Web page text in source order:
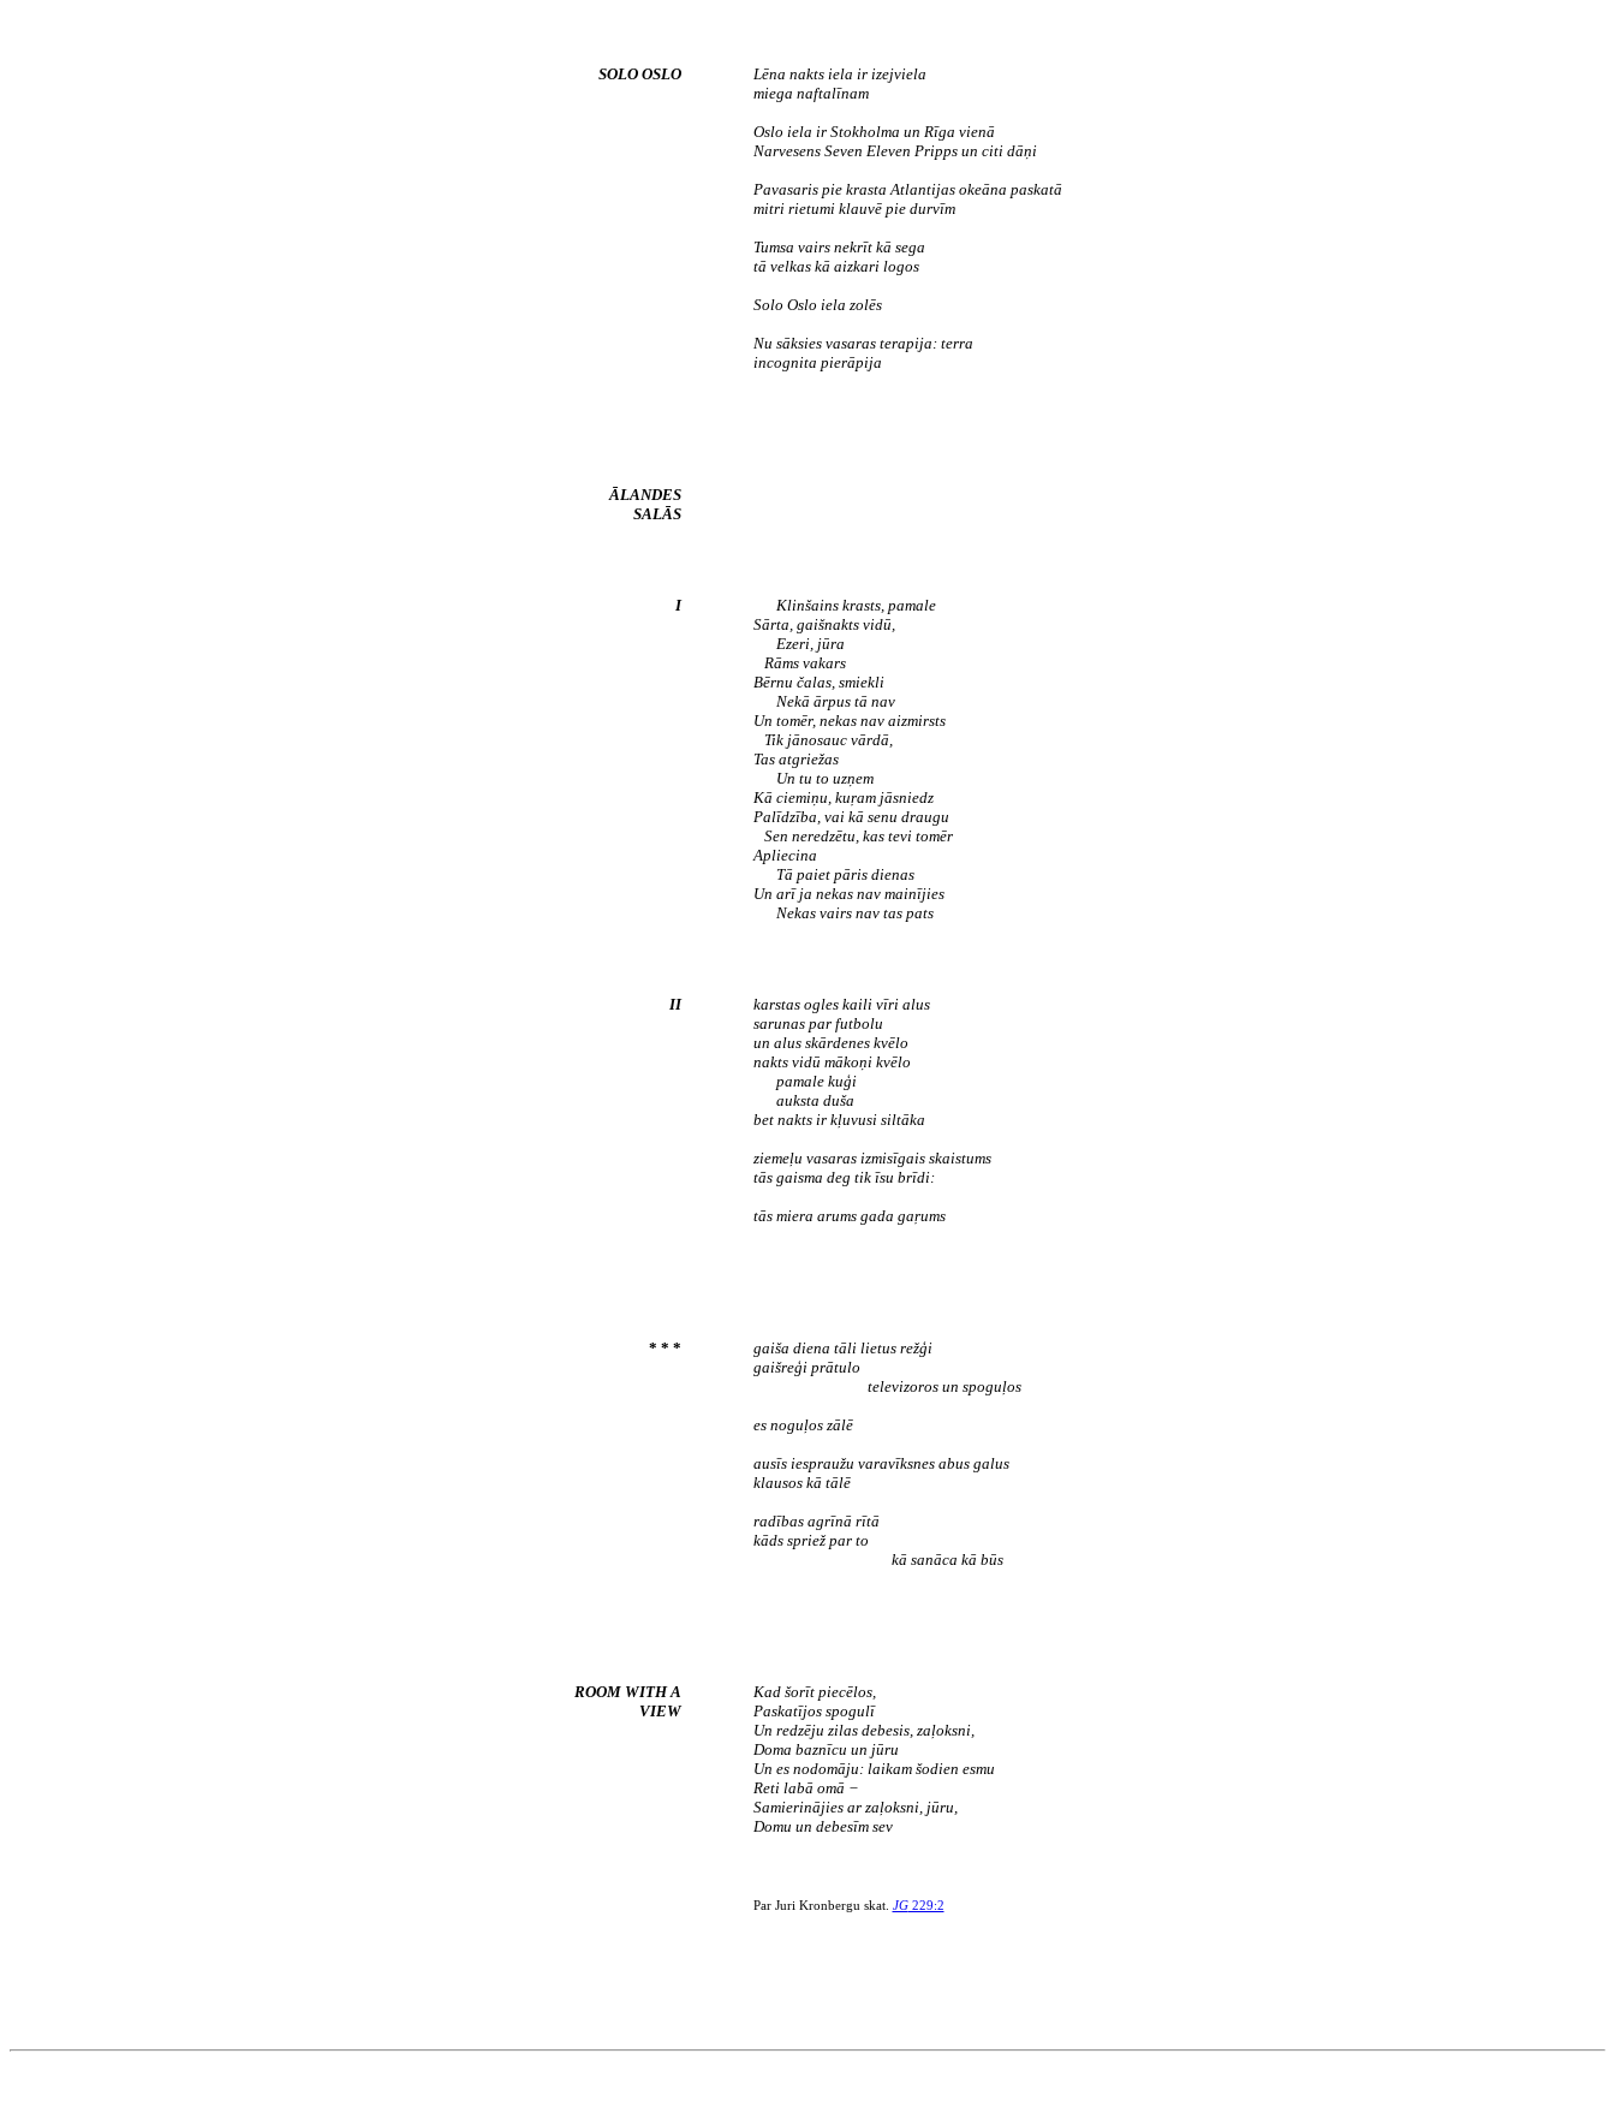
SOLO OSLO
Lēna nakts iela ir izejviela
miega naftalīnam
Oslo iela ir Stokholma un Rīga vienā
Narvesens Seven Eleven Pripps un citi dāņi
Pavasaris pie krasta Atlantijas okeāna paskatā
mitri rietumi klauvē pie durvīm
Tumsa vairs nekrīt kā sega
tā velkas kā aizkari logos
Solo Oslo iela zolēs
Nu sāksies vasaras terapija: terra
incognita pierāpija
ĀLANDES
SALĀS
I
Klinšains krasts, pamale
Sārta, gaišnakts vidū,
Ezeri, jūra
Rāms vakars
Bērnu čalas, smiekli
Nekā ārpus tā nav
Un tomēr, nekas nav aizmirsts
Tik jānosauc vārdā,
Tas atgriežas
Un tu to uzņem
Kā ciemiņu, kuŗam jāsniedz
Palīdzība, vai kā senu draugu
Sen neredzētu, kas tevi tomēr
Apliecina
Tā paiet pāris dienas
Un arī ja nekas nav mainījies
Nekas vairs nav tas pats
II
karstas ogles kaili vīri alus
sarunas par futbolu
un alus skārdenes kvēlo
nakts vidū mākoņi kvēlo
pamale kuģi
auksta duša
bet nakts ir kļuvusi siltāka
ziemeļu vasaras izmisīgais skaistums
tās gaisma deg tik īsu brīdi:
tās miera arums gada gaŗums
* * *
gaiša diena tāli lietus režģi
gaišreģi prātulo
televizoros un spoguļos
es noguļos zālē
ausīs iespraužu varavīksnes abus galus
klausos kā tālē
radības agrīnā rītā
kāds spriež par to
kā sanāca kā būs
ROOM WITH A
VIEW
Kad šorīt piecēlos,
Paskatījos spogulī
Un redzēju zilas debesis, zaļoksni,
Doma baznīcu un jūru
Un es nodomāju: laikam šodien esmu
Reti labā omā −
Samierinājies ar zaļoksni, jūru,
Domu un debesīm sev
Par Juri Kronbergu skat. JG229:2